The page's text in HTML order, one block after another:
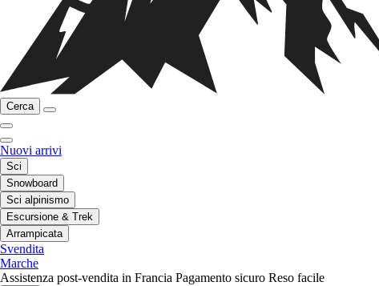
Cerca
Nuovi arrivi
Sci
Snowboard
Sci alpinismo
Escursione & Trek
Arrampicata
Svendita
Marche
Assistenza post-vendita in Francia Pagamento sicuro Reso facile